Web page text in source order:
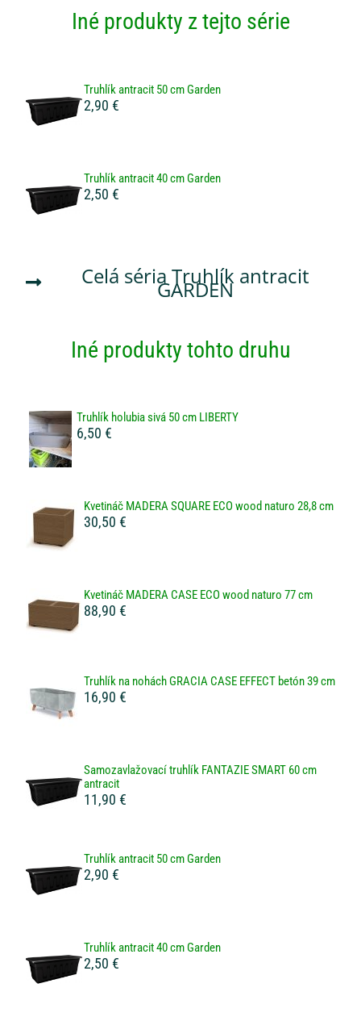
Iné produkty z tejto série
Truhlík antracit 50 cm Garden
2,90 €
Truhlík antracit 40 cm Garden
2,50 €
Celá séria Truhlík antracit
GARDEN
Iné produkty tohto druhu
Truhlík holubia sivá 50 cm LIBERTY
6,50 €
Kvetináč MADERA SQUARE ECO wood naturo 28,8 cm
30,50 €
Kvetináč MADERA CASE ECO wood naturo 77 cm
88,90 €
Truhlík na nohách GRACIA CASE EFFECT betón 39 cm
16,90 €
Samozavlažovací truhlík FANTAZIE SMART 60 cm
antracit
11,90 €
Truhlík antracit 50 cm Garden
2,90 €
Truhlík antracit 40 cm Garden
2,50 €